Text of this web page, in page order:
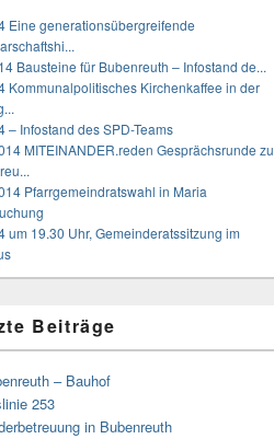
Eine generationsübergreifende
Bausteine für Bubenreuth – Infostand de...
Kommunalpolitisches Kirchenkaffee in der
– Infostand des SPD-Teams
MITEINANDER.reden Gesprächsrunde zu
Pfarrgemeindratswahl in Maria
um 19.30 Uhr, Gemeinderatssitzung im
Beiträge
– Bauhof
253
in Bubenreuth